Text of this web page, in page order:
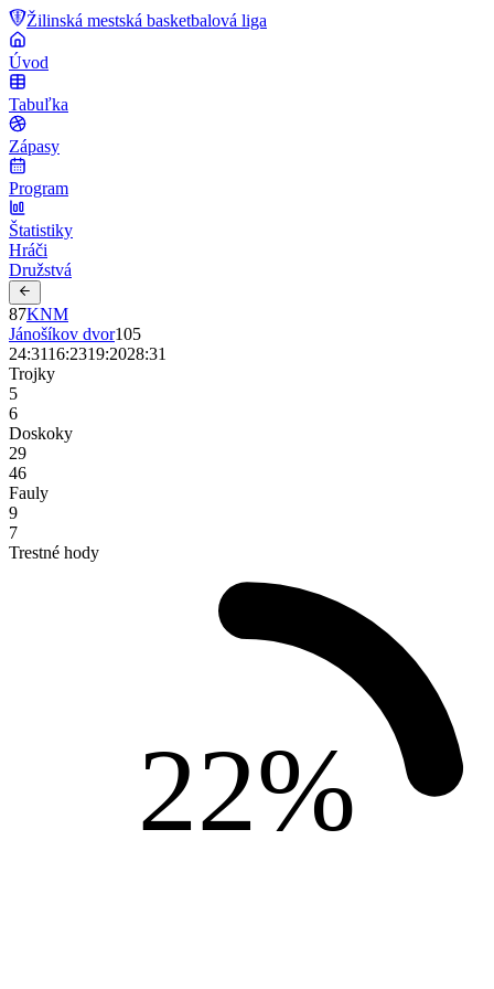
Žilinská mestská basketbalová liga
Úvod
Tabuľka
Zápasy
Program
Štatistiky
Hráči
Družstvá
87KNM
Jánošíkov dvor105
24:3116:2319:2028:31
Trojky
5
6
Doskoky
29
46
Fauly
9
7
Trestné hody
22%